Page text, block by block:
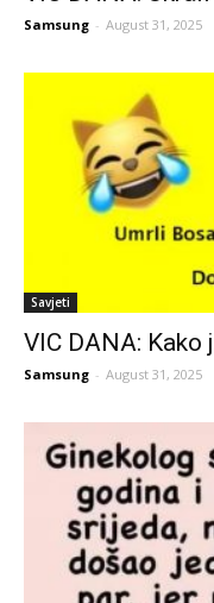
Samsung - August 31, 2025
Savjeti
VIC DANA:
Samsung - August 31, 2025